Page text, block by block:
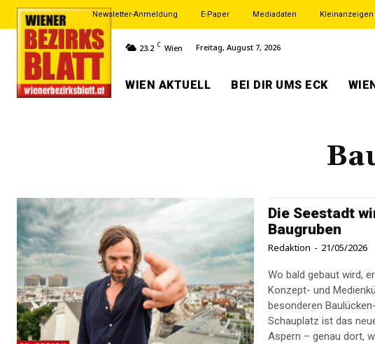
Newsletter-Anmeldung E-Paper Mediadaten Kleinanzeigen
23.2 C Wien Freitag, August 7, 2026
WIEN AKTUELL BEI DIR UMS ECK
Die Seestadt
Baugruben
Redaktion - 21/05/2026
Wo bald gebaut wird,
Konzept- und
besonderen
Schauplatz ist das
Aspern – genau dort,